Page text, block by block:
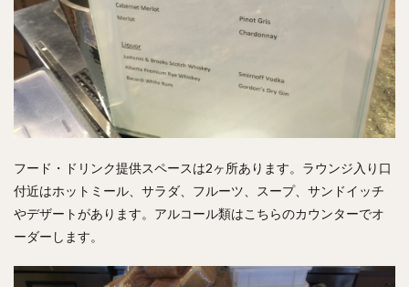
フード・ドリンク提供スペースは2ヶ所あります。ラウンジ入り口
付近はホットミール、サラダ、フルーツ、スープ、サンドイッチ
やデザートがあります。アルコール類はこちらのカウンターでオ
ーダーします。